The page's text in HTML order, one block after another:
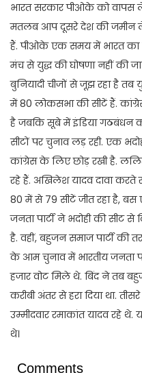
भारत सरकार पीओके को वापस
मतलब आप दूसरे देश की जमीन
हैं. पीओके एक समय में भारत का
मंच से युद्ध की घोषणा नहीं की
बुनियादी चीजों से जूझ रहा है तब
में 80 लोकसभा की सीटें हैं.
है जबकि सूबे में इंडिया गठबंधन का
सीटों पर चुनाव लड़ रही. एक
कांग्रेस के लिए छोड़ रखी है.
रहे हैं. अखिलेश यादव दावा करते
80 में से 79 सीटें जीत रहा है, बस
जनता पार्टी ने भदोही की सीट से
है. वहीं, बहुजन समाज पार्टी की
के आम चुनाव में भारतीय जनता
हजार वोट मिले थे. बिंद ने तब
करीबी अंतर से हरा दिया था.
उम्मीदवार रमाकांत यादव रहे
थे।
Comments